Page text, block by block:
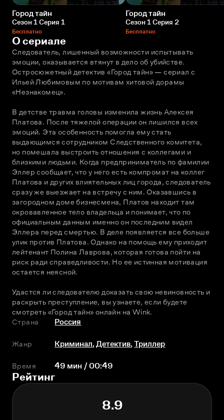
Город тайн
Сезон 1 Серия 1
Бесплатно
Город тайн
Сезон 1 Серия 2
Бесплатно
О сериале
Следователь, лишенный возможности испытывать
эмоции, оказывается втянут в дело об убийстве.
Остросюжетный детектив «Город тайн» — сериал с
Ильей Любимовым по мотивам хитовой дорамы
«Незнакомец».
В детстве травма головы изменила жизнь Алексея
Платова. После тяжелой операции он лишился всех
эмоций. Эта особенность помогла ему стать
выдающимся сотрудником Следственного комитета,
но помешала выстроить отношения с коллегами и
близкими людьми. Когда предприниматель по фамилии
Эллер сообщает, что у него есть компромат на коллег
Платова и других влиятельных лиц города, следователь
сразу же выезжает на встречу с ним. Оказавшись в
загородном доме бизнесмена, Платов находит там
окровавленное тело владельца и понимает, что по
официальным данным именно он последним видел
Эллера перед смертью. В деле появляется все больше
улик против Платова. Однако на помощь ему приходит
лейтенант Полина Лаврова, которая готова пойти на
риск ради справедливости. Но ее истинная мотивация
остается неясной.
Удастся ли следователю доказать свою невиновность и
раскрыть преступление, вы узнаете, если будете
смотреть «Город тайн» онлайн на Wink.
Страна
Россия
Жанр Криминал,Детектив,Триллер
Время 49 мин / 00:49
Рейтинг
8.9